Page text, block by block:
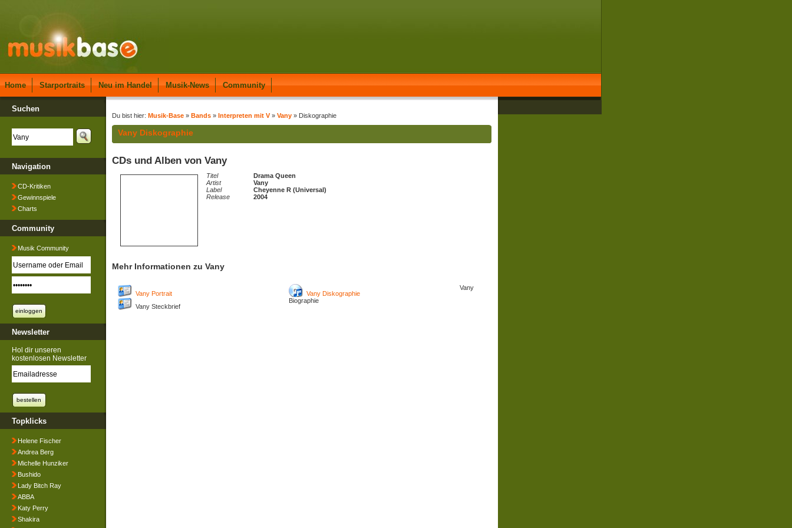
Home Starportraits Neu im Handel Musik-News Community
Suchen
Navigation
CD-Kritiken
Gewinnspiele
Charts
Community
Musik Community
Newsletter
Hol dir unseren
kostenlosen Newsletter
Topklicks
Helene Fischer
Andrea Berg
Michelle Hunziker
Bushido
Lady Bitch Ray
ABBA
Katy Perry
Shakira
Du bist hier: Musik-Base » Bands » Interpreten mit V» Vany » Diskographie
Vany Diskographie
CDs und Alben von Vany
Titel
Drama Queen
Artist
Vany
Label
Cheyenne R (Universal)
Release
2004
Mehr Informationen zu Vany
Vany Portrait Vany Diskographie
Vany
Biographie
Vany Steckbrief